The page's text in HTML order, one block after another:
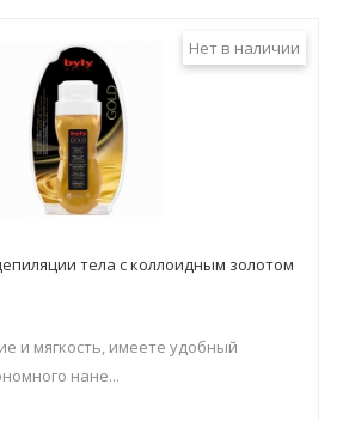
Нет в наличии
тела с коллоидным золотом
и мягкость, имеете удобный
нане...